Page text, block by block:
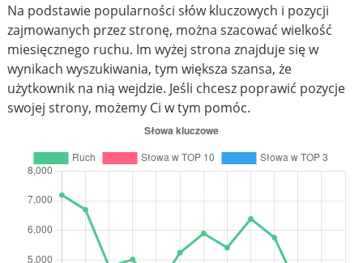
Na podstawie popularności słów kluczowych i pozycji
zajmowanych przez stronę, można szacować wielkość
miesięcznego ruchu. Im wyżej strona znajduje się w
wynikach wyszukiwania, tym większa szansa, że
użytkownik na nią wejdzie. Jeśli chcesz poprawić pozycje
swojej strony, możemy Ci w tym pomóc.